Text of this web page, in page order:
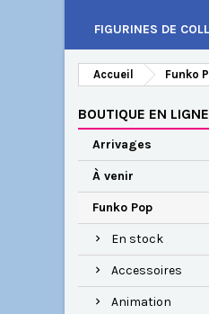
FIGURINES DE
Accueil Funko
BOUTIQUE EN LIGNE
Arrivages
À venir
Funko Pop
En stock
Accessoires
Animation